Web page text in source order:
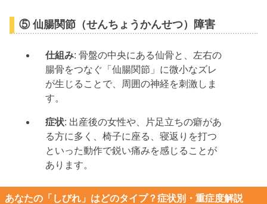
⑤ 仙腸関節（せんちょうかんせつ）障害
仕組み: 骨盤の中央にある仙骨と、左右の
腸骨をつなぐ「仙腸関節」に微小なズレ
が生じることで、周囲の神経を刺激しま
す。
症状: 出産後の女性や、片足立ちの癖があ
る方に多く、椅子に座る、寝返りを打つ
といった動作で鋭い痛みを感じることが
あります。
あなたの「しびれ」はどのタイプ？症状別・重症度解説